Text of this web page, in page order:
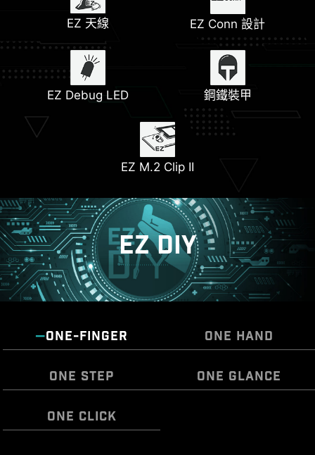
支援幫浦風扇
散熱片附加
7W/mK 導熱墊
6 層伺服器等級 PCB
含 2oz 厚度銅
雙 M.2 介面
前置 USB Type-C
Lightning Gen 5
M.2 插槽
EZ 天線 EZ Conn 設計
EZ Debug LED 鋼鐵裝甲
EZ M.2 Clip II
EZ DIY
ONE-FINGER ONE HAND
ONE STEP ONE GLANCE
ONE CLICK